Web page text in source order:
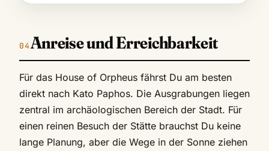
Anreise und Erreichbarkeit
Für das House of Orpheus fährst Du am besten
direkt nach Kato Paphos. Die Ausgrabungen liegen
zentral im archäologischen Bereich der Stadt. Für
einen reinen Besuch der Stätte brauchst Du keine
lange Planung, aber die Wege in der Sonne ziehen